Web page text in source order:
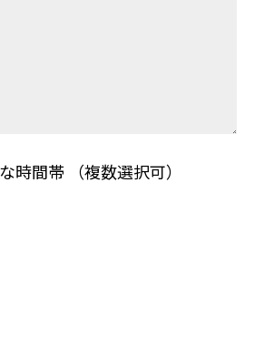
時間帯 （複数選択可）